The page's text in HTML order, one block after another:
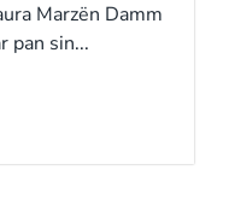
Marzën Damm
pan sin...